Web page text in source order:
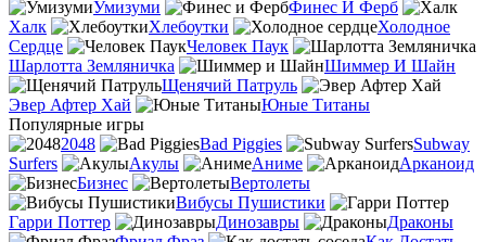
Умизуми
Финес И Ферб
Халк
Хлебоутки
Холодное
Сердце
Человек Паук
Шарлотта Земляничка
Шиммер И Шайн
Щенячий Патруль
Эвер Афтер Хай
Юные Титаны
Популярные игры
2048
Bad Piggies
Subway
Surfers
Акулы Аниме
Арканоид
Бизнес
Вертолеты
Вибусы Пушистики
Гарри Поттер
Динозавры
Драконы